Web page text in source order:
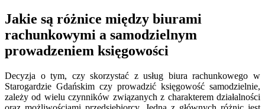
Jakie są różnice między biurami
rachunkowymi a samodzielnym
prowadzeniem księgowości
Decyzja o tym, czy skorzystać z usług biura rachunkowego w
Starogardzie Gdańskim czy prowadzić księgowość samodzielnie,
zależy od wielu czynników związanych z charakterem działalności